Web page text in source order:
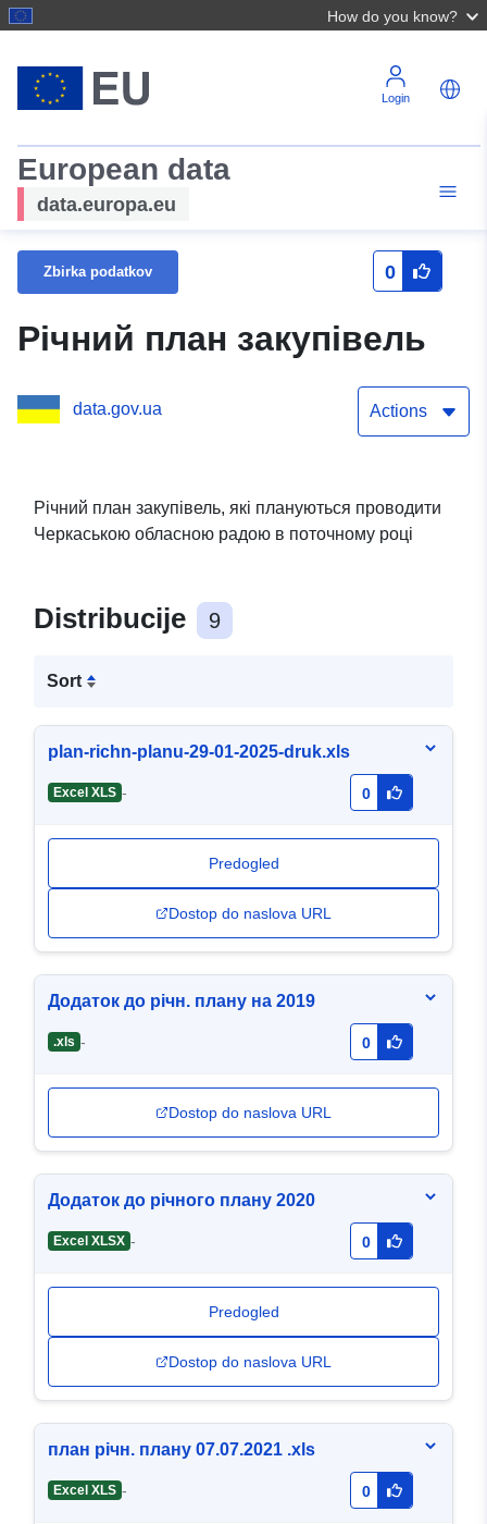
How do you know?
Login
European data
data.europa.eu
Zbirka podatkov 0
Річний план закупівель
data.gov.ua Actions
Річний план закупівель, які плануються проводити
Черкаською обласною радою в поточному році
Distribucije 9
Sort
plan-richn-planu-29-01-2025-druk.xls
Excel XLS - 0
Predogled
Dostop do naslova URL
Додаток до річн. плану на 2019
.xls - 0
Dostop do naslova URL
Додаток до річного плану 2020
Excel XLSX - 0
Predogled
Dostop do naslova URL
план річн. плану 07.07.2021 .xls
Excel XLS - 0